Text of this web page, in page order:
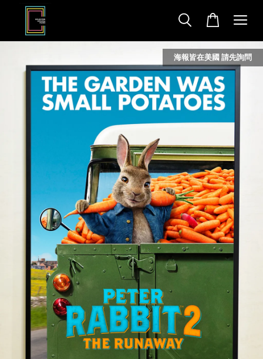
海報皆在美國 請先詢問